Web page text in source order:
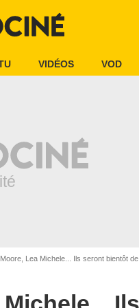
VIDÉOS VOD
Lea Michele... Ils seront bientôt